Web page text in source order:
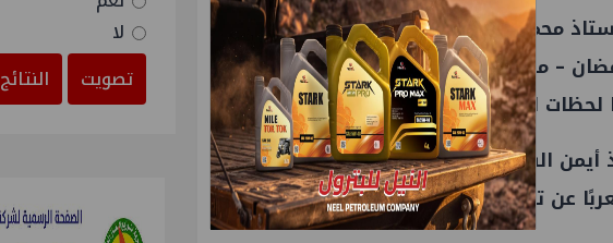
محمد ثابت – مساعد رئيس الشركة
– مساعد رئيس الشركة للأمن بالإضافة
التكريم والفخر.
أيمن الشريعي مع رئيس الشركة المهندس
عن تقديره الكبير لما قدمته آية هشام
لا
تصويت
النتائج